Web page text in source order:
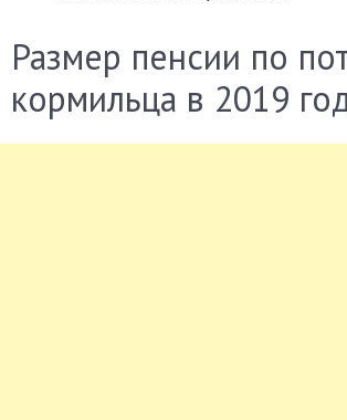
Размер пенсии по
кормильца в 2019